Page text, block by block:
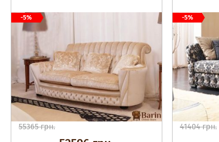
55365 грн.
-5%
41404 грн.
-5%